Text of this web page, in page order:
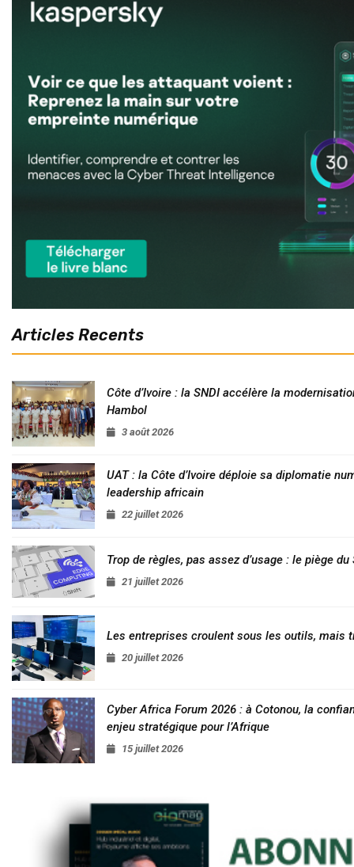
Articles Recents
Côte d’Ivoire : la SNDI accélère la
Hambol
3 août 2026
UAT : la Côte d’Ivoire déploie sa diplomatie
leadership africain
22 juillet 2026
Trop de règles, pas assez d’usage : le piège du
21 juillet 2026
Les entreprises croulent sous les outils, mais
20 juillet 2026
Cyber Africa Forum 2026 : à Cotonou, la
enjeu stratégique pour l’Afrique
15 juillet 2026